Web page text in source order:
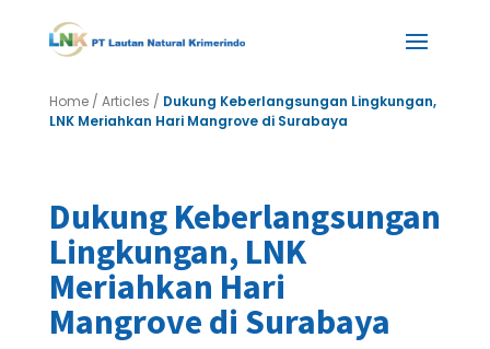
Home/ Articles / Dukung Keberlangsungan Lingkungan,
LNK Meriahkan Hari Mangrove di Surabaya
Dukung Keberlangsungan
Lingkungan, LNK
Meriahkan Hari
Mangrove di Surabaya